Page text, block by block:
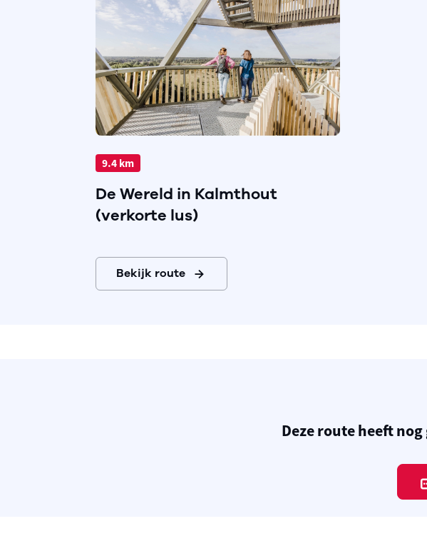
9.4 km
De Wereld in Kalmthout
(verkorte lus)
Bekijk route
Deze route heeft